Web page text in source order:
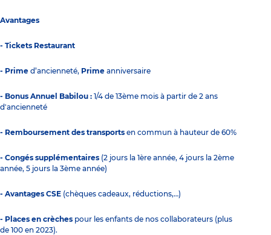
Avantages
- Tickets Restaurant
- Prime d’ancienneté, Prime anniversaire
- Bonus Annuel Babilou : 1/4 de 13ème mois à partir de 2 ans
d'ancienneté
- Remboursement des transports en commun à hauteur de 60%
- Congés supplémentaires (2 jours la 1ère année, 4 jours la 2ème
année, 5 jours la 3ème année)
- Avantages CSE (chèques cadeaux, réductions,…)
- Places en crèches pour les enfants de nos collaborateurs (plus
de 100 en 2023).